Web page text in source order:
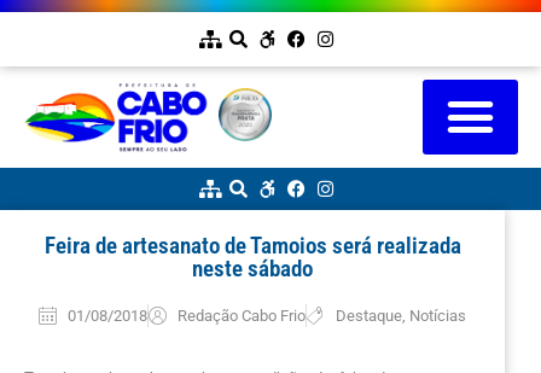
Feira de artesanato de Tamoios será realizada
neste sábado
01/08/2018 Redação Cabo Frio Destaque, Notícias